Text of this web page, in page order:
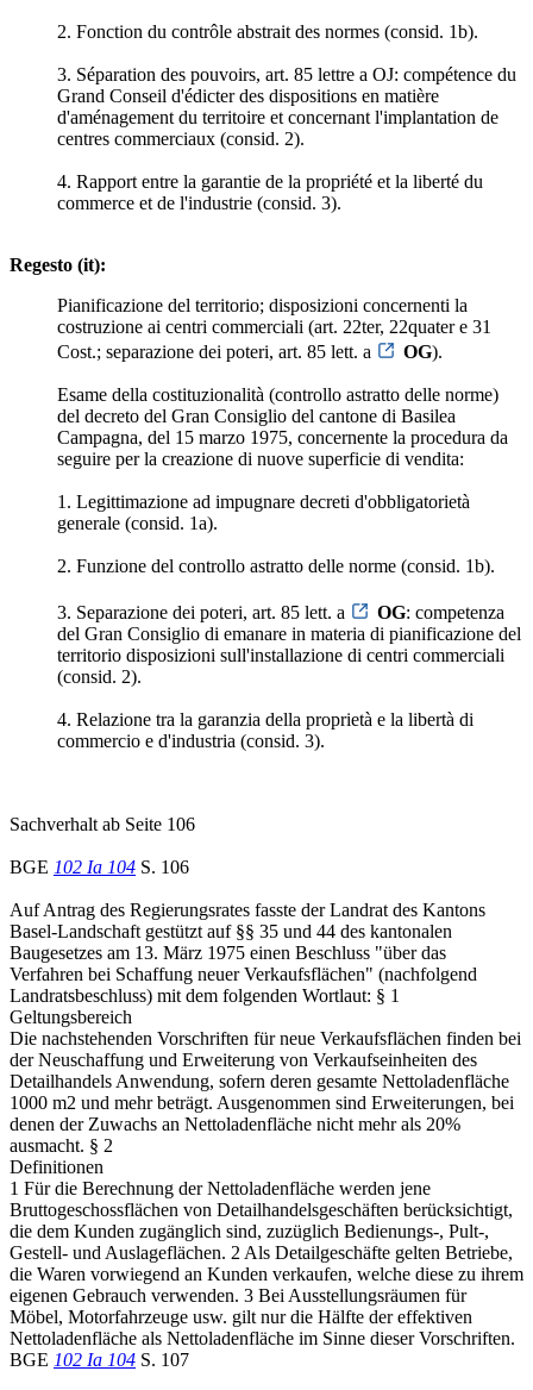
2. Fonction du contrôle abstrait des normes (consid. 1b).
3. Séparation des pouvoirs, art. 85 lettre a OJ: compétence du
Grand Conseil d'édicter des dispositions en matière
d'aménagement du territoire et concernant l'implantation de
centres commerciaux (consid. 2).
4. Rapport entre la garantie de la propriété et la liberté du
commerce et de l'industrie (consid. 3).
Regesto (it):
Pianificazione del territorio; disposizioni concernenti la
costruzione ai centri commerciali (art. 22ter, 22quater e 31
Cost.; separazione dei poteri, art. 85 lett. a
OG).
Esame della costituzionalità (controllo astratto delle norme)
del decreto del Gran Consiglio del cantone di Basilea
Campagna, del 15 marzo 1975, concernente la procedura da
seguire per la creazione di nuove superficie di vendita:
1. Legittimazione ad impugnare decreti d'obbligatorietà
generale (consid. 1a).
2. Funzione del controllo astratto delle norme (consid. 1b).
3. Separazione dei poteri, art. 85 lett. a OG: competenza
del Gran Consiglio di emanare in materia di pianificazione del
territorio disposizioni sull'installazione di centri commerciali
(consid. 2).
4. Relazione tra la garanzia della proprietà e la libertà di
commercio e d'industria (consid. 3).
Sachverhalt ab Seite 106
BGE 102 Ia 104 S. 106
Auf Antrag des Regierungsrates fasste der Landrat des Kantons
Basel-Landschaft gestützt auf §§ 35 und 44 des kantonalen
Baugesetzes am 13. März 1975 einen Beschluss "über das
Verfahren bei Schaffung neuer Verkaufsflächen" (nachfolgend
Landratsbeschluss) mit dem folgenden Wortlaut: § 1
Geltungsbereich
Die nachstehenden Vorschriften für neue Verkaufsflächen finden bei
der Neuschaffung und Erweiterung von Verkaufseinheiten des
Detailhandels Anwendung, sofern deren gesamte Nettoladenfläche
1000 m2 und mehr beträgt. Ausgenommen sind Erweiterungen, bei
denen der Zuwachs an Nettoladenfläche nicht mehr als 20%
ausmacht. § 2
Definitionen
1 Für die Berechnung der Nettoladenfläche werden jene
Bruttogeschossflächen von Detailhandelsgeschäften berücksichtigt,
die dem Kunden zugänglich sind, zuzüglich Bedienungs-, Pult-,
Gestell- und Auslageflächen. 2 Als Detailgeschäfte gelten Betriebe,
die Waren vorwiegend an Kunden verkaufen, welche diese zu ihrem
eigenen Gebrauch verwenden. 3 Bei Ausstellungsräumen für
Möbel, Motorfahrzeuge usw. gilt nur die Hälfte der effektiven
Nettoladenfläche als Nettoladenfläche im Sinne dieser Vorschriften.
BGE 102 Ia 104 S. 107